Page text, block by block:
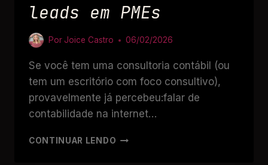
leads em PMEs
Por Joice Castro 06/02/2026
Se você tem uma consultoria contábil (ou
tem um escritório com foco consultivo),
provavelmente já percebeu:falar de
contabilidade na internet…
CONTINUAR LENDO